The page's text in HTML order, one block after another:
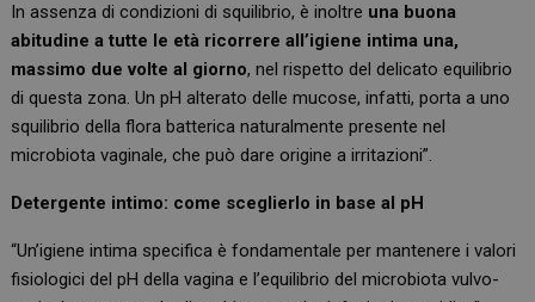
In assenza di condizioni di squilibrio, è inoltre una buona
abitudine a tutte le età ricorrere all’igiene intima una,
massimo due volte al giorno,nel rispetto del delicatoequilibrio
di questa zona.Un pH alterato delle mucose, infatti, porta a uno
squilibrio della flora batterica naturalmente presente nel
microbiota vaginale, che può dare origine a irritazioni”.
Detergente intimo: come sceglierlo in base al pH
“Un’igiene intima specifica è fondamentale per mantenere i valori
fisiologici del pH della vagina e l’equilibrio del microbiota vulvo-